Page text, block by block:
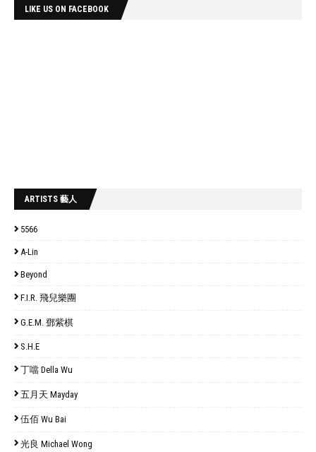
LIKE US ON FACEBOOK
ARTISTS 藝人
5566
A-Lin
Beyond
F.I.R. 飛兒樂團
G.E.M. 鄧紫棋
S.H.E
丁噹 Della Wu
五月天 Mayday
伍佰 Wu Bai
光良 Michael Wong